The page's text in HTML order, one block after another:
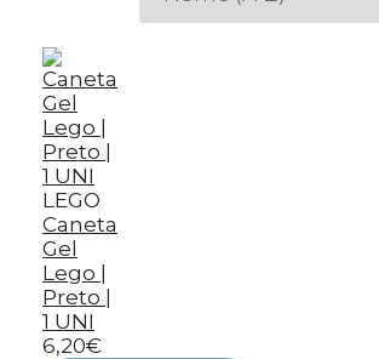
LEGO
Caneta
Gel
Lego |
Preto |
1 UNI
6,20€